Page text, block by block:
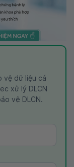
vệ dữ liệu cá
xử lý DLCN
vệ DLCN.